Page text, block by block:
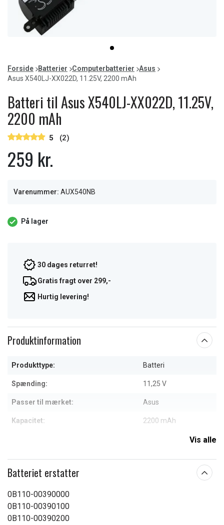
item
0
of
1
Forside Batterier Computerbatterier
Asus
Asus X540LJ-XX022D, 11.25V, 2200 mAh
Batteri til Asus X540LJ-XX022D, 11.25V,
2200 mAh
5 (2)
259 kr.
Varenummer: AUX540NB
På lager
30 dages returret!
Gratis fragt over 299,-
Hurtig levering!
Produktinformation
Produkttype: Batteri
Spænding: 11,25 V
Passer til mærket: Asus
Kapacitet: 2200 mAh
Vis alle
Batteriet erstatter
0B110-00390000
0B110-00390100
0B110-00390200